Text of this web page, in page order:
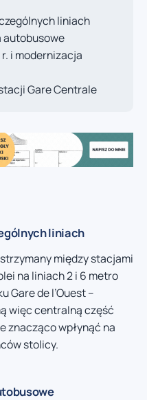
liniach
autobusowe
i modernizacja
Gare Centrale
liniach
między stacjami
na liniach 2 i 6 metro
Gare de l’Ouest –
więc centralną część
znacząco wpłynąć na
stolicy.